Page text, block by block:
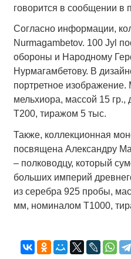
говорится в сообщении в
Согласно информации,
Nurmagambetov. 100 Jyl
обороны и Народному
Нурмагамбетову. В
портретное
мельхиора, массой 15
Т200, тиражом 5 тыс.
Также, коллекционная
посвящена Александру
– полководцу, который
больших империй
из серебра 925 пробы,
мм, номиналом Т1000,